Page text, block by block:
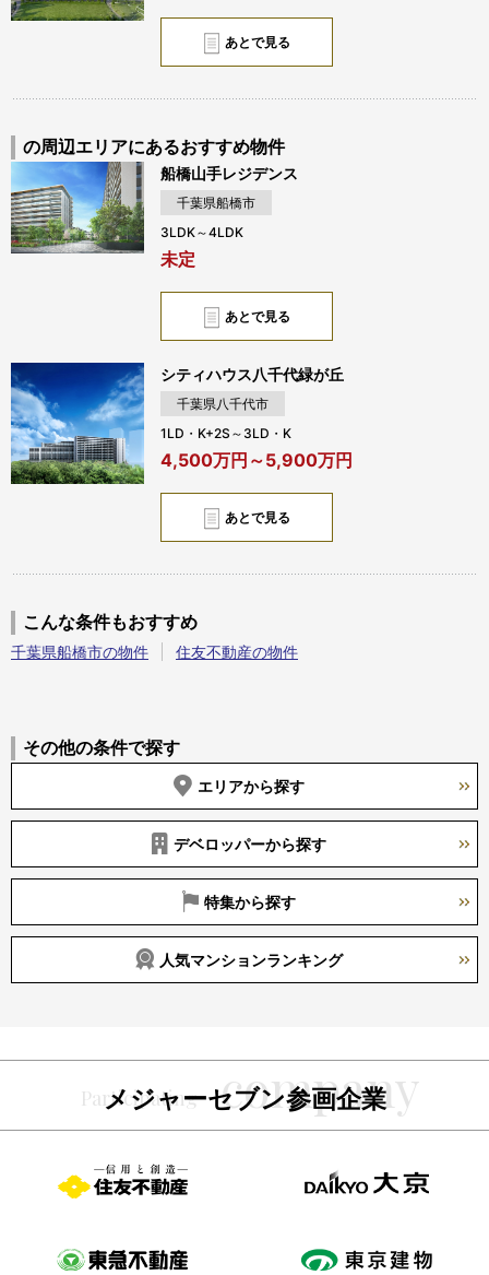
あとで見る
の周辺エリアにあるおすすめ物件
あとで見る
船橋山手レジデンス
千葉県船橋市
3LDK～4LDK
未定
あとで見る
シティハウス八千代緑が丘
千葉県八千代市
1LD・K+2S～3LD・K
4,500万円～5,900万円
こんな条件もおすすめ
千葉県船橋市の物件 住友不動産の物件
その他の条件で探す
エリアから探す
デベロッパーから探す
特集から探す
人気マンションランキング
メジャーセブン参画企業